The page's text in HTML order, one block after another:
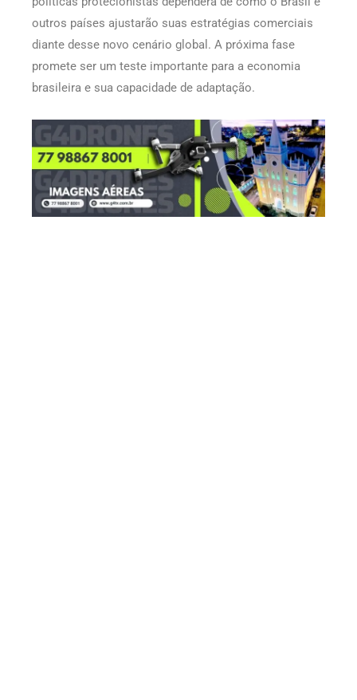
outros países ajustarão suas estratégias comerciais
diante desse novo cenário global. A próxima fase
promete ser um teste importante para a economia
brasileira e sua capacidade de adaptação.